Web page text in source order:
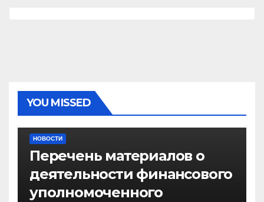
YOU MISSED
НОВОСТИ
Перечень материалов о
деятельности финансового
уполномоченного